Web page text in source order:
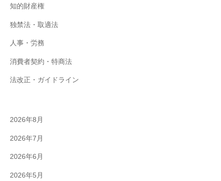
知的財産権
独禁法・取適法
人事・労務
消費者契約・特商法
法改正・ガイドライン
2026年8月
2026年7月
2026年6月
2026年5月